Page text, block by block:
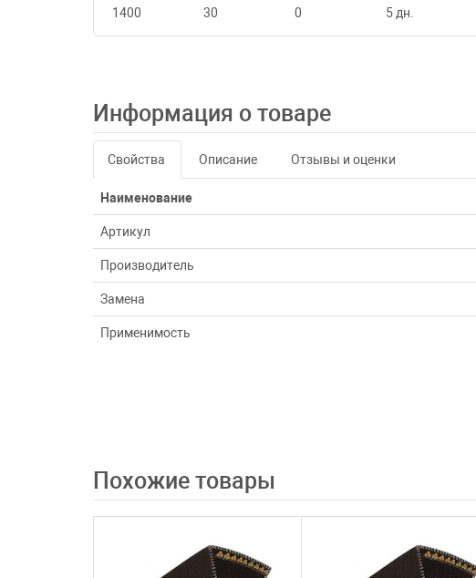
1400 30 0 5 дн.
Информация о товаре
Свойства Описание Отзывы и оценки
Наименование
Артикул
Производитель
Замена
Применимость
Похожие товары